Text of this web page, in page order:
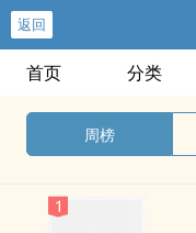
返回
首页 分类
周榜